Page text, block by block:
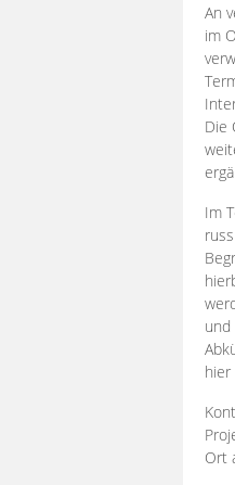
An
im
Die
Im
und
Ort